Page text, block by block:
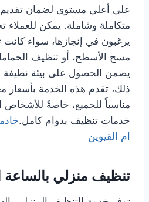
على أعلى مستوى لضمان
متكاملة وشاملة. يمكن للعملاء
يرغبون في إنجازها، سواء كانت
مسح الأسطح، أو تنظيف
يضمن الحصول على بيئة نظيفة
ذلك، تقدم هذه الخدمة بأسعار
مناسباً للجميع، خاصةً للأشخاص
خدمات تنظيف بدوام كامل.
ام القيوين
تنظيف منزلي بالساعة